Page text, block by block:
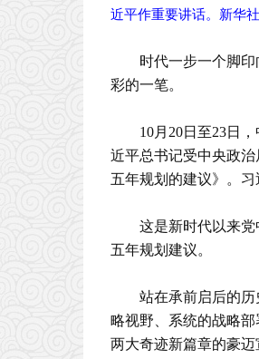
近平作重要讲话。新华
时代一步一个脚
彩的一笔。
10月20日至23日
近平总书记受中央政
五年规划的建议》。
这是新时代以来
五年规划建议。
站在承前启后的
略视野、系统的战略
两大奇迹新篇章的豪迈